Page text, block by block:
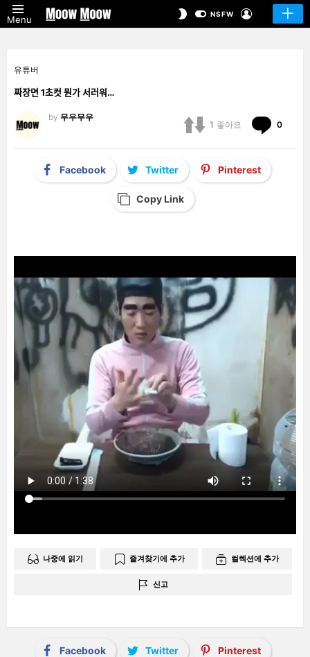
Menu
SWITCHNSFW
유튜버
짜장면 1초컷 뭔가 서러워…
by 무우무우
1 좋아요 0
Facebook Twitter Pinterest
Copy Link
나중에 읽기 즐겨찾기에 추가 컬렉션에 추가
신고
Facebook Twitter Pinterest